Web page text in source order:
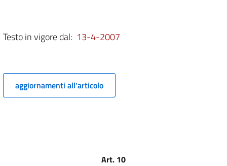
13
Allegati
Testo in vigore dal: 13-4-2007
aggiornamenti all'articolo
Art. 10